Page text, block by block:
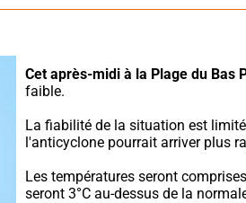
Cet après-midi à la Plage du Bas
faible.
La fiabilité de la situation est
l'anticyclone pourrait arriver plus
Les températures seront
seront 3°C au-dessus de la